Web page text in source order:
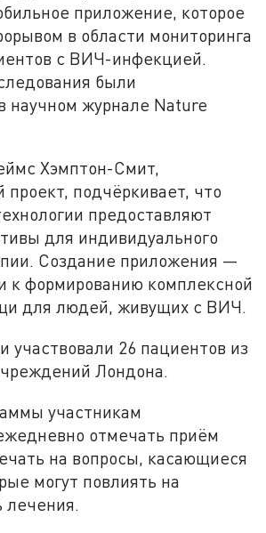
приложение, которое
в области мониторинга
с ВИЧ-инфекцией.
были
научном журнале Nature
Хэмптон-Смит,
проект, подчёркивает, что
предоставляют
для индивидуального
Создание приложения —
к формированию комплексной
для людей, живущих с ВИЧ.
участвовали 26 пациентов из
Лондона.
участникам
отмечать приём
на вопросы, касающиеся
могут повлиять на
лечения.